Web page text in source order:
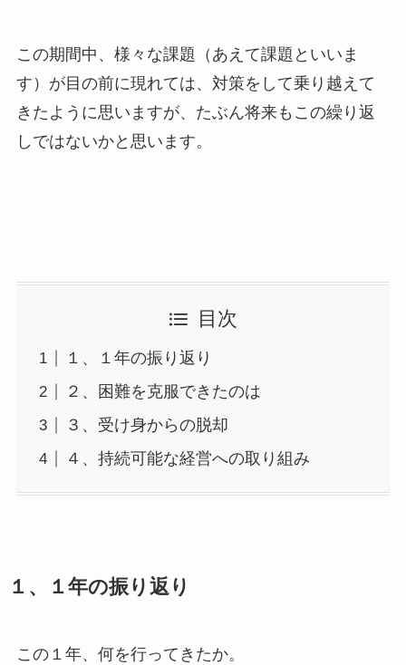
この期間中、様々な課題（あえて課題といいま
す）が目の前に現れては、対策をして乗り越えて
きたように思いますが、たぶん将来もこの繰り返
しではないかと思います。
目次
１、１年の振り返り
２、困難を克服できたのは
３、受け身からの脱却
４、持続可能な経営への取り組み
１、１年の振り返り
この１年、何を行ってきたか。